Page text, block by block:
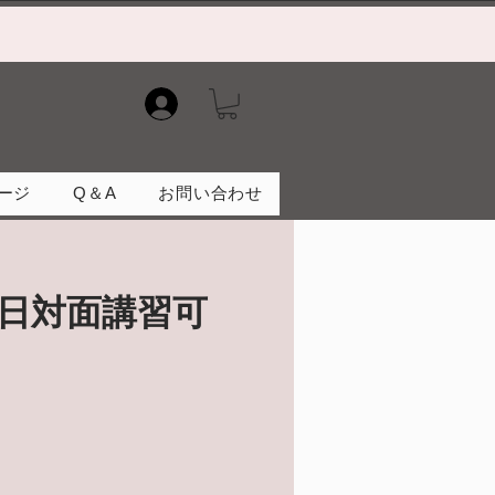
ジ Q＆A お問い合わせ
対面講習可